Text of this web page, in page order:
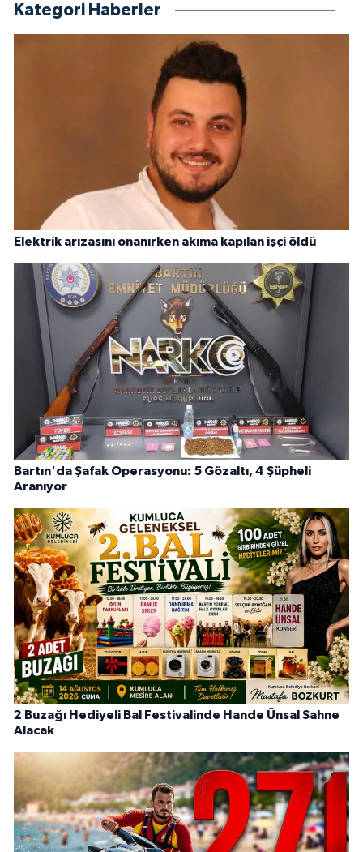
Kategori Haberler
Elektrik arızasını onanırken akıma kapılan işçi öldü
Bartın'da Şafak Operasyonu: 5 Gözaltı, 4 Şüpheli
Aranıyor
2 Buzağı Hediyeli Bal Festivalinde Hande Ünsal Sahne
Alacak